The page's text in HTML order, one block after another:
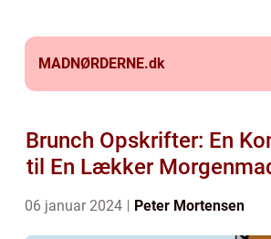
MADNØRDERNE.dk
Brunch Opskrifter: En
til En Lækker
06 januar 2024 Peter Mortensen